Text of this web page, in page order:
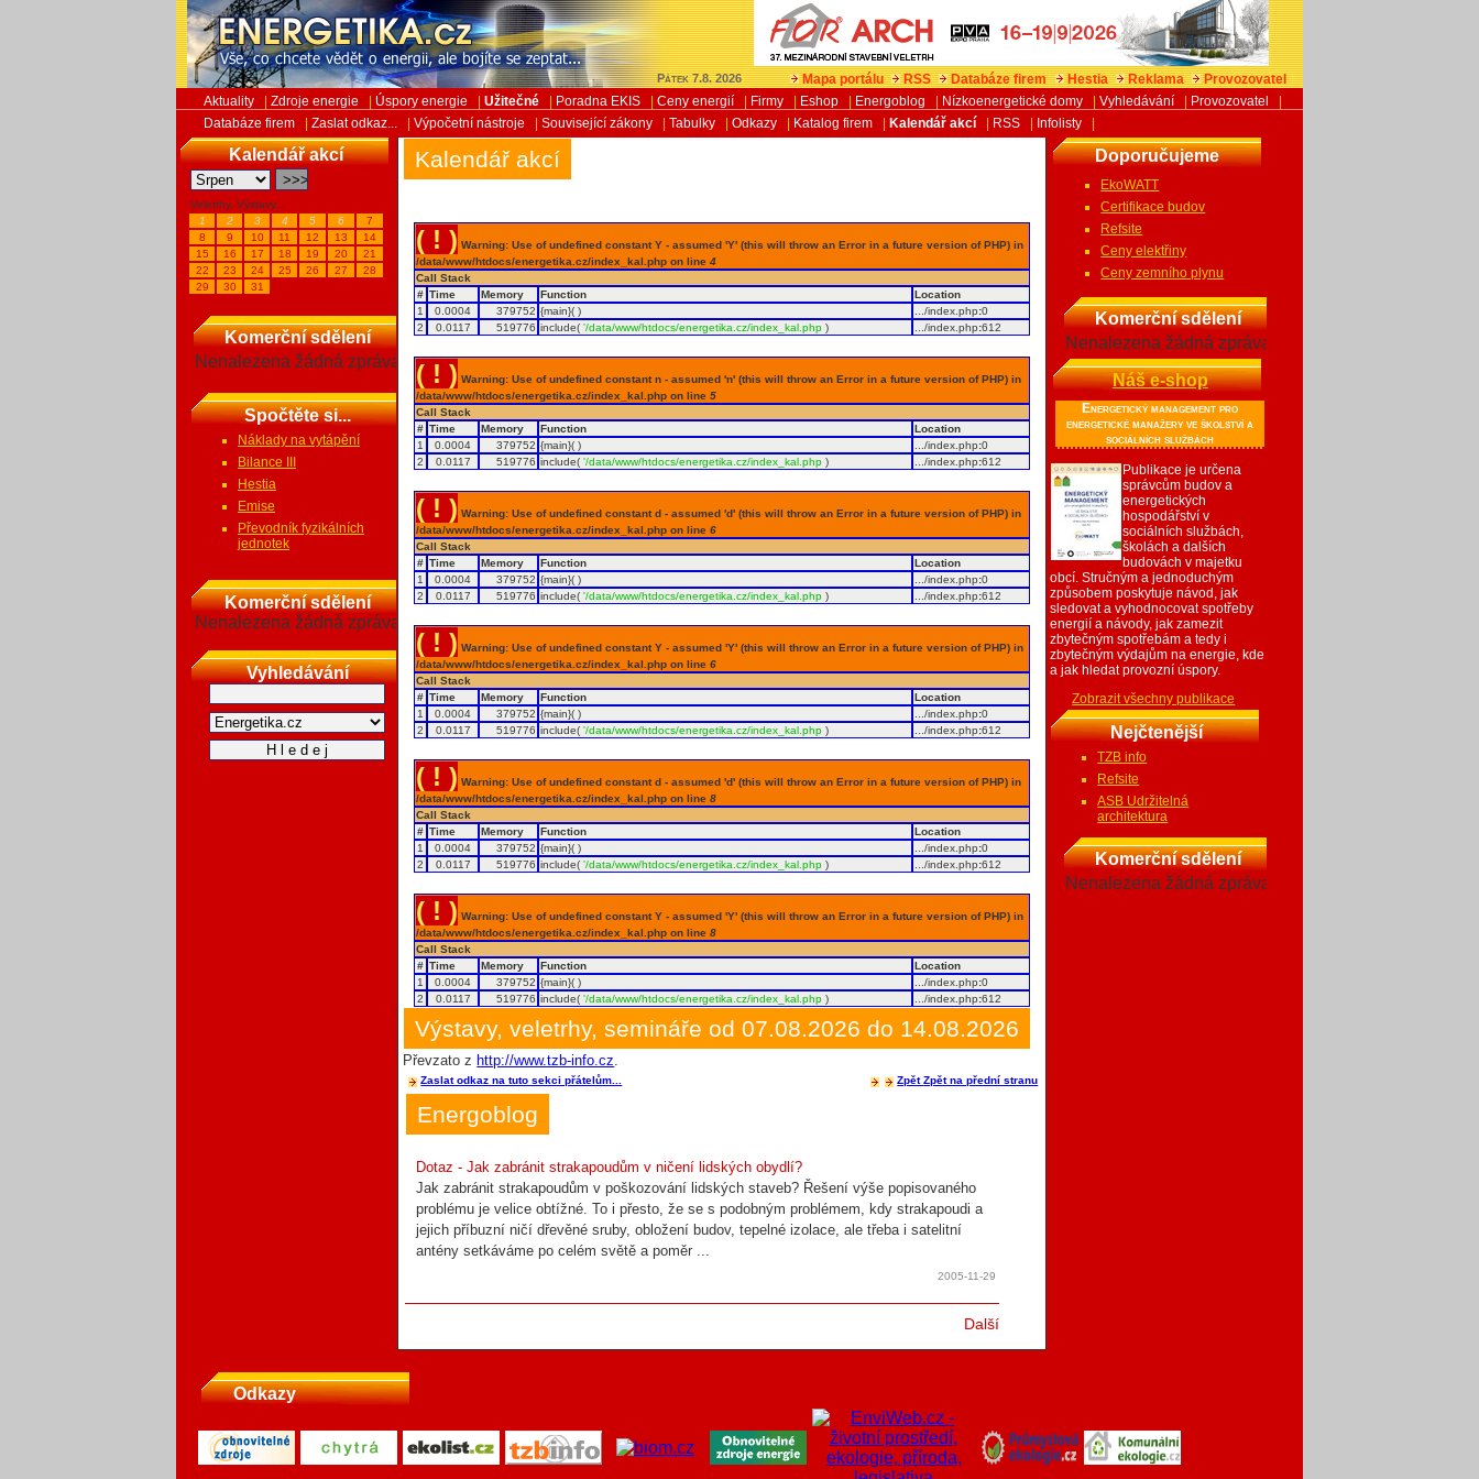
Pátek 7.8. 2026 Mapa portálu RSS Databáze firem Hestia Reklama
Provozovatel
Aktuality
Zdroje energie Úspory energie Užitečné Poradna EKIS Ceny energií Firmy Eshop Energoblog Nízkoenergetické domy Vyhledávání Provozovatel
Databáze firem
Zaslat odkaz... Výpočetní nástroje Související zákony Tabulky Odkazy Katalog firem Kalendář akcí RSS Infolisty
Kalendář akcí
Veletrhy, Výstavy...
1
2 3 4 5 6
7
8
9 10 11 12 13
14
15
16 17 18 19 20
21
22
23 24 25 26 27
28
29
30 31
Komerční sdělení
Nenalezena žádná zpráva
Spočtěte si...
Náklady na vytápění
Bilance III
Hestia
Emise
Převodník fyzikálních
jednotek
Komerční sdělení
Nenalezena žádná zpráva
Vyhledávání
Kalendář akcí
( ! ) Warning: Use of undefined constant Y - assumed 'Y' (this will throw an Error in a future version of PHP) in
/data/www/htdocs/energetika.cz/index_kal.php on line4
Call Stack
# Time Memory Function
Location
1
0.0004 379752 {main}( ) .../index.php:0
2
0.0117 519776 include('/data/www/htdocs/energetika.cz/index_kal.php ) .../index.php:612
( ! ) Warning: Use of undefined constant n - assumed 'n' (this will throw an Error in a future version of PHP) in
/data/www/htdocs/energetika.cz/index_kal.php on line5
Call Stack
# Time Memory Function
Location
1
0.0004 379752 {main}( ) .../index.php:0
2
0.0117 519776 include('/data/www/htdocs/energetika.cz/index_kal.php ) .../index.php:612
( ! ) Warning: Use of undefined constant d - assumed 'd' (this will throw an Error in a future version of PHP) in
/data/www/htdocs/energetika.cz/index_kal.php on line6
Call Stack
# Time Memory Function
Location
1
0.0004 379752 {main}( ) .../index.php:0
2
0.0117 519776 include('/data/www/htdocs/energetika.cz/index_kal.php ) .../index.php:612
( ! ) Warning: Use of undefined constant Y - assumed 'Y' (this will throw an Error in a future version of PHP) in
/data/www/htdocs/energetika.cz/index_kal.php on line6
Call Stack
# Time Memory Function
Location
1
0.0004 379752 {main}( ) .../index.php:0
2
0.0117 519776 include('/data/www/htdocs/energetika.cz/index_kal.php ) .../index.php:612
( ! ) Warning: Use of undefined constant d - assumed 'd' (this will throw an Error in a future version of PHP) in
/data/www/htdocs/energetika.cz/index_kal.php on line8
Call Stack
# Time Memory Function
Location
1
0.0004 379752 {main}( ) .../index.php:0
2
0.0117 519776 include('/data/www/htdocs/energetika.cz/index_kal.php ) .../index.php:612
( ! ) Warning: Use of undefined constant Y - assumed 'Y' (this will throw an Error in a future version of PHP) in
/data/www/htdocs/energetika.cz/index_kal.php on line8
Call Stack
# Time Memory Function
Location
1
0.0004 379752 {main}( ) .../index.php:0
2
0.0117 519776 include('/data/www/htdocs/energetika.cz/index_kal.php ) .../index.php:612
Výstavy, veletrhy, semináře od 07.08.2026 do 14.08.2026
Převzato z http://www.tzb-info.cz.
Zaslat odkaz na tuto sekci přátelům... ZpětZpět na přední stranu
Energoblog
Dotaz - Jak zabránit strakapoudům v ničení lidských obydlí?
Jak zabránit strakapoudům v poškozování lidských staveb? Řešení výše popisovaného
problému je velice obtížné. To i přesto, že se s podobným problémem, kdy strakapoudi a
jejich příbuzní ničí dřevěné sruby, obložení budov, tepelné izolace, ale třeba i satelitní
antény setkáváme po celém světě a poměr ...
2005-11-29
Další
Doporučujeme
EkoWATT
Certifikace budov
Refsite
Ceny elektřiny
Ceny zemního plynu
Komerční sdělení
Nenalezena žádná zpráva
Náš e-shop
Energetický management pro
energetické manažery ve školství a
sociálních službách
Publikace je určena
správcům budov a
energetických
hospodářství v
sociálních službách,
školách a dalších
budovách v majetku
obcí. Stručným a jednoduchým
způsobem poskytuje návod, jak
sledovat a vyhodnocovat spotřeby
energií a návody, jak zamezit
zbytečným spotřebám a tedy i
zbytečným výdajům na energie, kde
a jak hledat provozní úspory.
Zobrazit všechny publikace
Nejčtenější
TZB info
Refsite
ASB Udržitelná
architektura
Komerční sdělení
Nenalezena žádná zpráva
Odkazy